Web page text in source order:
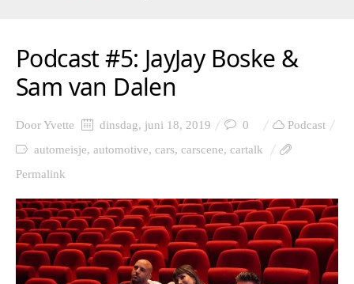
Podcast #5: JayJay Boske &
Sam van Dalen
DoorYvette dinsdag, juni 18, 2019 0
Podcast
automeisje, automotive, cars, carscene, cartalk
Permalink